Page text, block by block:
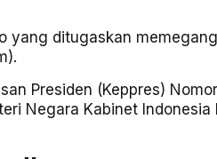
yang ditugaskan
Presiden (Keppres)
Negara Kabinet